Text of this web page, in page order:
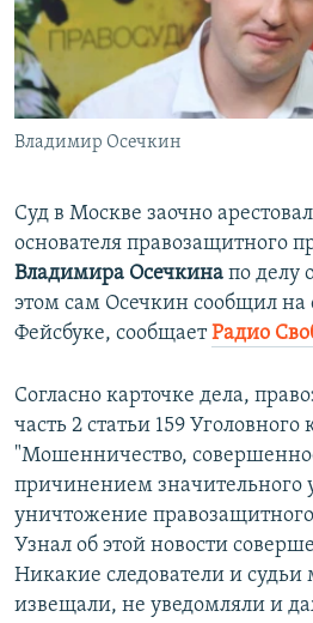
ПОБЕДИТЕЛЕЙ НЕ СУДЯТ?
КРЫМ.НЕПОКОРЕННЫЙ
ELIFBE
УКРАИНСКАЯ ПРОБЛЕМА КРЫМА
ПРИСОЕДИНЯЙТЕСЬ!
Владимир Осечкин
Суд в Москве заочно
основателя правозащитного
Владимира Осечкина по делу
этом сам Осечкин сообщил на
Фейсбуке, сообщаетРадио
Согласно карточке дела,
часть 2 статьи 159 Уголовного
"Мошенничество,
причинением значительного
уничтожение
Узнал об этой новости
Никакие следователи и
извещали, не уведомляли и